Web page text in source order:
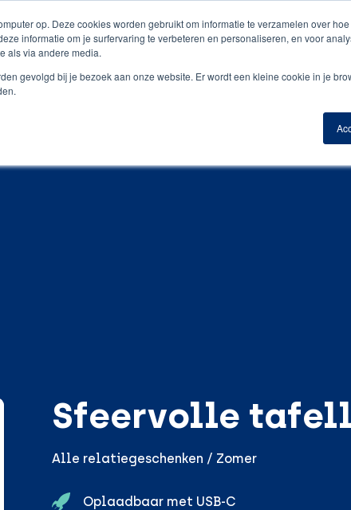
op. Deze cookies worden gebruikt om informatie te verzamelen over
informatie om je surfervaring te verbeteren en personaliseren, en voor
als via andere media.
gevolgd bij je bezoek aan onze website. Er wordt een kleine cookie in je
drukproef
Sfeervolle
Alle relatiegeschenken / Zomer
Oplaadbaar met USB-C